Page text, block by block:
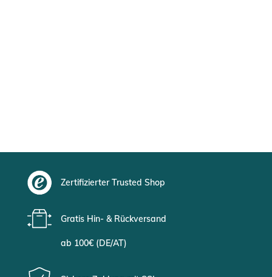
Zertifizierter Trusted Shop
Gratis Hin- & Rückversand
ab 100€ (DE/AT)